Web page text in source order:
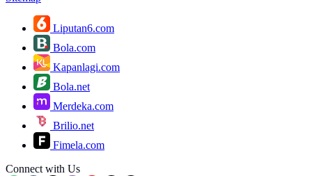
Liputan6.com
Bola.com
Kapanlagi.com
Bola.net
Merdeka.com
Brilio.net
Fimela.com
Connect with Us